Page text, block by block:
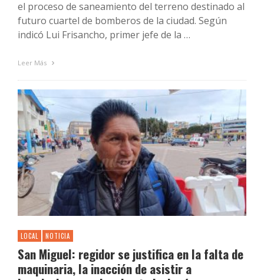
el proceso de saneamiento del terreno destinado al
futuro cuartel de bomberos de la ciudad. Según
indicó Lui Frisancho, primer jefe de la …
Leer Más
LOCAL NOTICIA
San Miguel: regidor se justifica en la falta de
maquinaria, la inacción de asistir a